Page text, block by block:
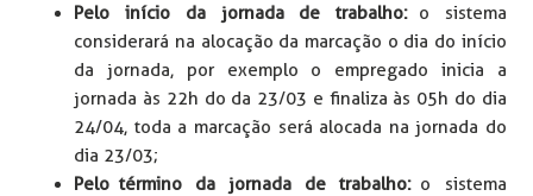
Pelo início da jornada de trabalho: o sistema
considerará na alocação da marcação o dia do início
da jornada, por exemplo o empregado inicia a
jornada às 22h do da 23/03 e finaliza às 05h do dia
24/04, toda a marcação será alocada na jornada do
dia 23/03;
Pelo término da jornada de trabalho: o sistema